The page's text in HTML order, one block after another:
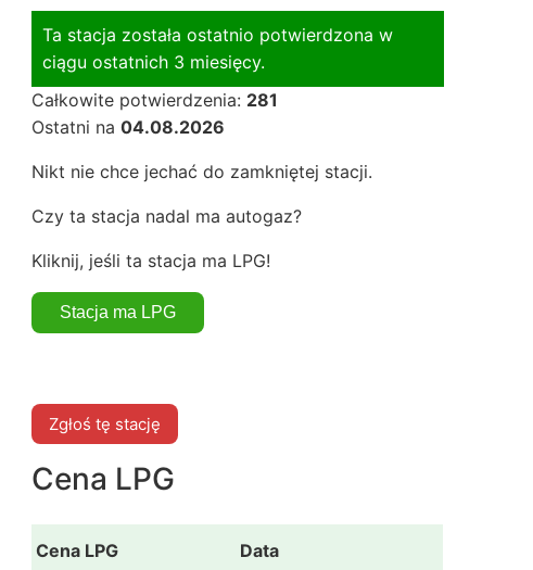
Ta stacja została ostatnio potwierdzona w
ciągu ostatnich 3 miesięcy.
Całkowite potwierdzenia: 281
Ostatni na 04.08.2026
Nikt nie chce jechać do zamkniętej stacji.
Czy ta stacja nadal ma autogaz?
Kliknij, jeśli ta stacja ma LPG!
Zgłoś tę stację
Cena LPG
Cena LPG Data